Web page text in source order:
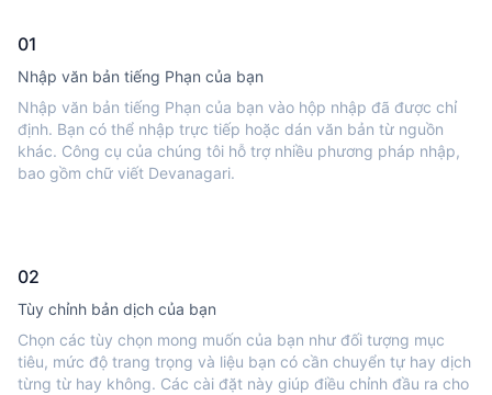
01
Nhập văn bản tiếng Phạn của bạn
Nhập văn bản tiếng Phạn của bạn vào hộp nhập đã được chỉ
định. Bạn có thể nhập trực tiếp hoặc dán văn bản từ nguồn
khác. Công cụ của chúng tôi hỗ trợ nhiều phương pháp nhập,
bao gồm chữ viết Devanagari.
02
Tùy chỉnh bản dịch của bạn
Chọn các tùy chọn mong muốn của bạn như đối tượng mục
tiêu, mức độ trang trọng và liệu bạn có cần chuyển tự hay dịch
từng từ hay không. Các cài đặt này giúp điều chỉnh đầu ra cho